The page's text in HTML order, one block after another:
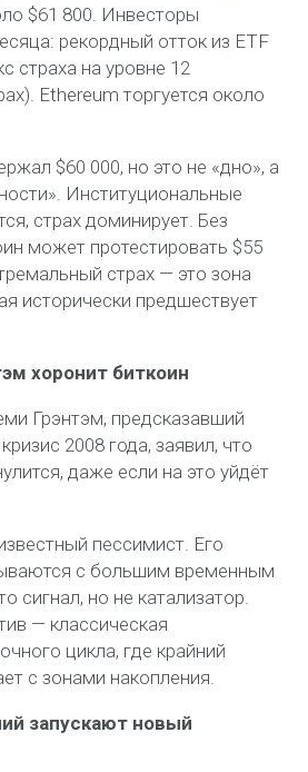
$61 800. Инвесторы
рекордный отток из ETF
страха на уровне 12
Ethereum торгуется около
$60 000, но это не «дно», а
Институциональные
страх доминирует. Без
может протестировать $55
страх — это зона
исторически предшествует
хоронит биткоин
Грэнтэм, предсказавший
2008 года, заявил, что
даже если на это уйдёт
пессимист. Его
с большим временным
сигнал, но не катализатор.
— классическая
цикла, где крайний
с зонами накопления.
запускают новый